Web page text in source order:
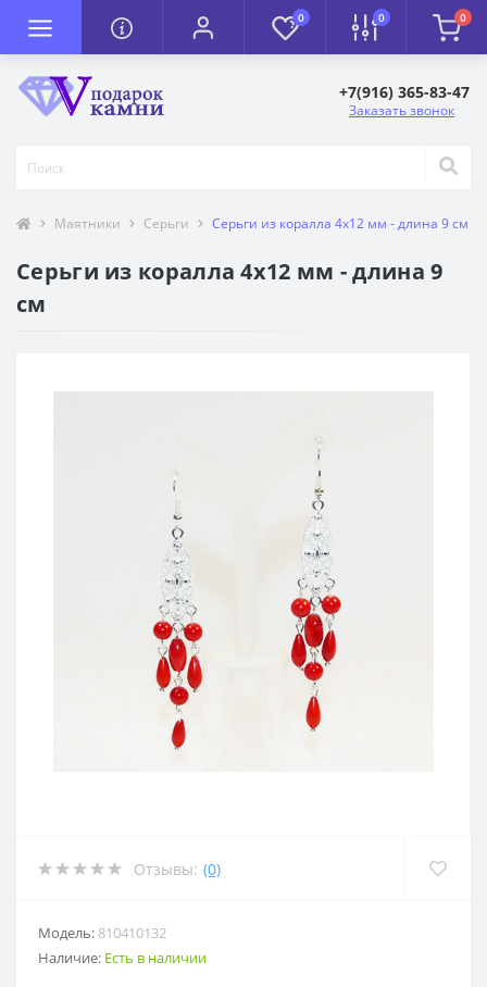
0 0 0
+7(916) 365-83-47
Заказать звонок
Маятники Серьги Серьги из коралла 4х12 мм - длина 9 см
Серьги из коралла 4х12 мм - длина 9
см
Отзывы: (0)
Модель: 810410132
Наличие: Есть в наличии